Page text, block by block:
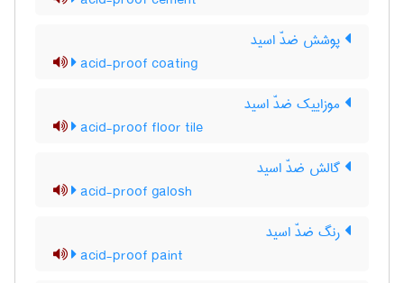
پوشش ضدّ اسید
acid-proof coating
موزاییک ضدّ اسید
acid-proof floor tile
گالش ضدّ اسید
acid-proof galosh
رنگ ضدّ اسید
acid-proof paint